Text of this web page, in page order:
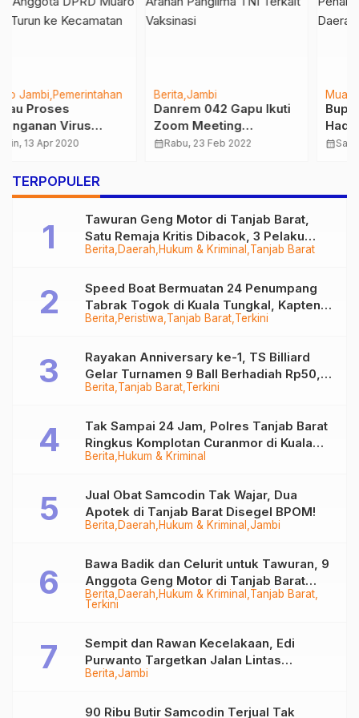
Berita Jambi
Danrem 042 Gapu Ikuti
Zoom Meeting
Dengarkan Arahan
Vaksinasi
calendar_monthRabu, 23 Feb 2022
Muaro Jambi Pemerintahan
Bupati Muaro Jambi
Hadiri Rapat Kordinasi
Penanggulangan
calendar_monthSabtu, 16 Mar 2019
…
TERPOPULER
Berita Daerah Hukum & Kriminal Tanjab Barat
Tawuran Geng Motor di Tanjab Barat,
Satu Remaja Kritis Dibacok, 3 Pelaku
Ditangkap
Berita Peristiwa Tanjab Barat Terkini
Speed Boat Bermuatan 24 Penumpang
Tabrak Togok di Kuala Tungkal, Kapten
Sempat Hilang
Berita Tanjab Barat Terkini
Rayakan Anniversary ke-1, TS Billiard
Gelar Turnamen 9 Ball Berhadiah Rp50,8
Juta
Berita Hukum & Kriminal
Tak Sampai 24 Jam, Polres Tanjab Barat
Ringkus Komplotan Curanmor di Kuala
Tungkal
Berita Daerah Hukum & Kriminal Jambi
Jual Obat Samcodin Tak Wajar, Dua
Apotek di Tanjab Barat Disegel BPOM!
Berita Daerah Hukum & Kriminal Tanjab Barat
Terkini
Bawa Badik dan Celurit untuk Tawuran, 9
Anggota Geng Motor di Tanjab Barat
Diringkus
Berita Jambi
Sempit dan Rawan Kecelakaan, Edi
Purwanto Targetkan Jalan Lintas
Tungkal-Jambi Mulus di 2028
90 Ribu Butir Samcodin Terjual Tak